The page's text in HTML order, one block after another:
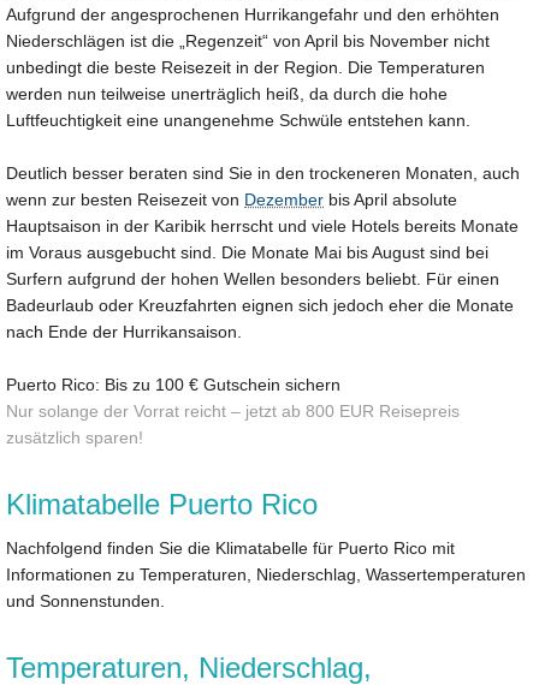
Aufgrund der angesprochenen Hurrikangefahr und den erhöhten
Niederschlägen ist die „Regenzeit“ von April bis November nicht
unbedingt die beste Reisezeit in der Region. Die Temperaturen
werden nun teilweise unerträglich heiß, da durch die hohe
Luftfeuchtigkeit eine unangenehme Schwüle entstehen kann.
Deutlich besser beraten sind Sie in den trockeneren Monaten, auch
wenn zur besten Reisezeit von Dezember bis April absolute
Hauptsaison in der Karibik herrscht und viele Hotels bereits Monate
im Voraus ausgebucht sind. Die Monate Mai bis August sind bei
Surfern aufgrund der hohen Wellen besonders beliebt. Für einen
Badeurlaub oder Kreuzfahrten eignen sich jedoch eher die Monate
nach Ende der Hurrikansaison.
Puerto Rico: Bis zu 100 € Gutschein sichern
Nur solange der Vorrat reicht – jetzt ab 800 EUR Reisepreis
zusätzlich sparen!
Klimatabelle Puerto Rico
Nachfolgend finden Sie die Klimatabelle für Puerto Rico mit
Informationen zu Temperaturen, Niederschlag, Wassertemperaturen
und Sonnenstunden.
Temperaturen, Niederschlag,